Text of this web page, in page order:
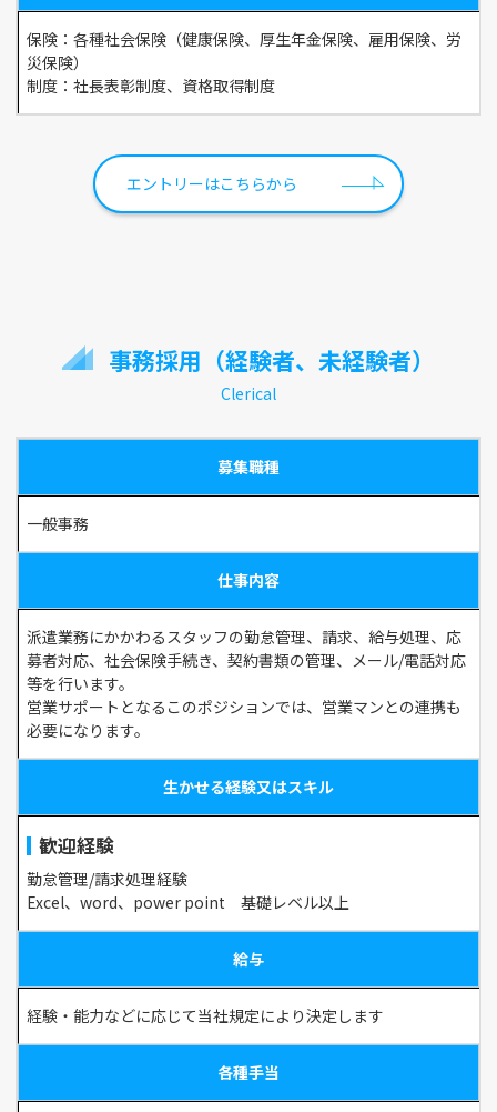
保険：各種社会保険（健康保険、厚生年金保険、雇用保険、労
災保険）
制度：社長表彰制度、資格取得制度
エントリーはこちらから
事務採用（経験者、未経験者）
Clerical
募集職種
一般事務
仕事内容
派遣業務にかかわるスタッフの勤怠管理、請求、給与処理、応
募者対応、社会保険手続き、契約書類の管理、メール/電話対応
等を行います。
営業サポートとなるこのポジションでは、営業マンとの連携も
必要になります。
生かせる経験又はスキル
歓迎経験
勤怠管理/請求処理経験
Excel、word、power point 基礎レベル以上
給与
経験・能力などに応じて当社規定により決定します
各種手当